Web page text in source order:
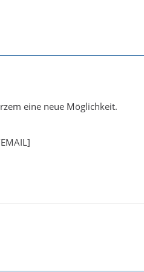
eine neue Möglichkeit.